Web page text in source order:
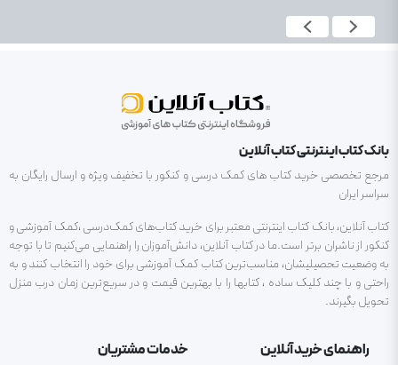
بانک کتاب اینترنتی کتاب آنلاین
مرجع تخصصی خرید کتاب های کمک درسی و کنکور با تخفیف ویژه و ارسال رایگان به
سراسر ایران
کتاب آنلاین، بانک کتاب اینترنتی معتبر برای خرید کتاب‌های کمک‌درسی ،کمک آموزشی و
کنکور از ناشران برتر است.ما در کتاب آنلاین، دانش‌آموزان را راهنمایی می‌کنیم تا با توجه
به وضعیت تحصیلیشان، مناسب‌ترین کتاب کمک آموزشی برای خود را انتخاب کنند و به
راحتی و با چند کلیک ساده ، کتابها را با بهترین قیمت و در سریع‌ترین زمان درب منزل
تحویل بگیرند.
راهنمای خرید آنلاین
خدمات مشتریان